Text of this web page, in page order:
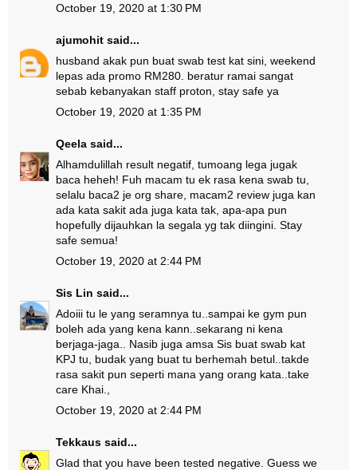
October 19, 2020 at 1:30 PM
ajumohit said...
husband akak pun buat swab test kat sini, weekend
lepas ada promo RM280. beratur ramai sangat
sebab kebanyakan staff proton, stay safe ya
October 19, 2020 at 1:35 PM
Qeela said...
Alhamdulillah result negatif, tumoang lega jugak
baca heheh! Fuh macam tu ek rasa kena swab tu,
selalu baca2 je org share, macam2 review juga kan
ada kata sakit ada juga kata tak, apa-apa pun
hopefully dijauhkan la segala yg tak diingini. Stay
safe semua!
October 19, 2020 at 2:44 PM
Sis Lin said...
Adoiii tu le yang seramnya tu..sampai ke gym pun
boleh ada yang kena kann..sekarang ni kena
berjaga-jaga.. Nasib juga amsa Sis buat swab kat
KPJ tu, budak yang buat tu berhemah betul..takde
rasa sakit pun seperti mana yang orang kata..take
care Khai.,
October 19, 2020 at 2:44 PM
Tekkaus said...
Glad that you have been tested negative. Guess we